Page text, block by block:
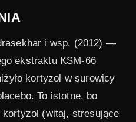
i wsp. (2012) —
ekstraktu KSM-66
kortyzol w surowicy
To istotne, bo
(witaj, stresujące